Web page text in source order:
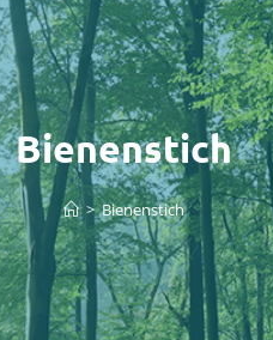
Bienenstich
> Bienenstich